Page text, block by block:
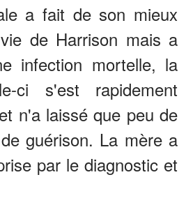
a fait de son mieux
de Harrison mais a
infection mortelle, la
ci s'est rapidement
n'a laissé que peu de
guérison. La mère a
par le diagnostic et